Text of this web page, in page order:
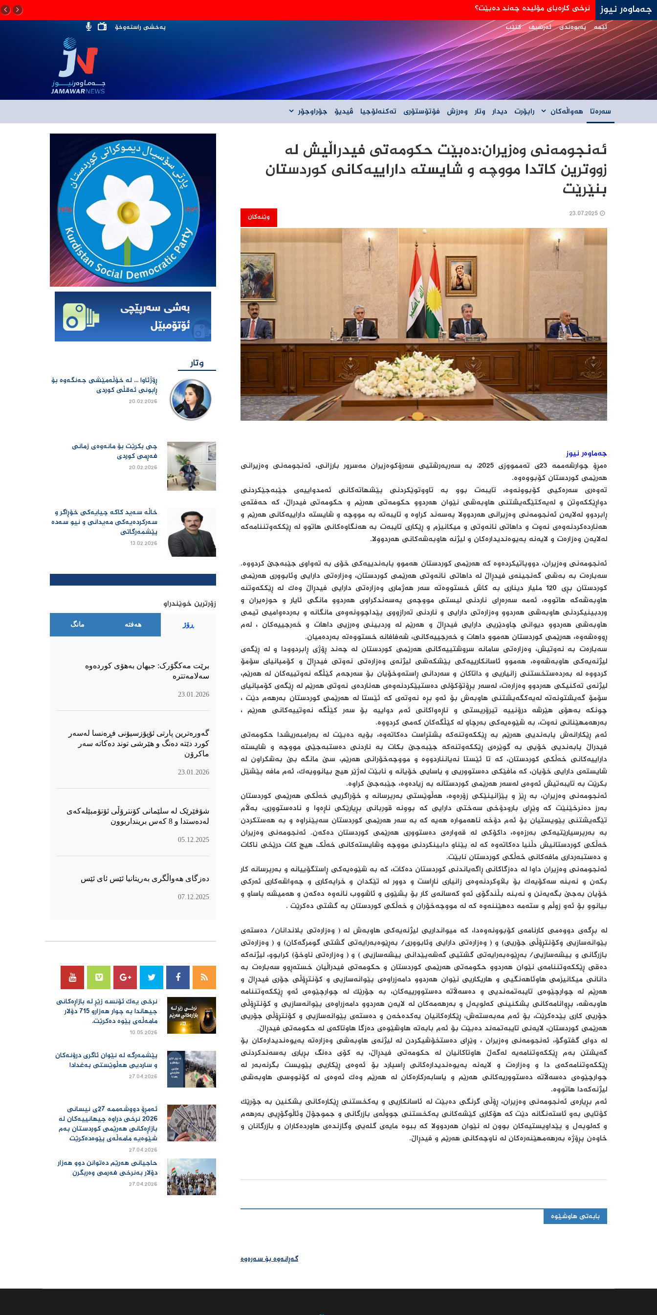
جەماوەر نیوز جه‌ی دی ڤانس: هێڵی سورمان له‌دانوستانه‌كان له‌گه‌ڵ ئێران نیه‌
ئێمە پەیوەندی ئەرشیف کتێب پەخشی راستەوخۆ
سەرەتا هەواڵەکان راپۆرت دیدار وتار وەرزش فۆتۆستۆری تەکنەلۆجیا ڤیدیۆ جۆراوجۆر
ئەنجومەنی وەزیران:دەبێت حکومەتی فیدراڵیش لە
زووترین کاتدا مووچە و شایستە داراییەکانی کوردستان
بنێرێت
وێنەکان
جەماوەر نیوز
ەمڕۆ چوارشەممە 23ی تەممووزی 2025، بە سەرپەرشتيی سەرۆکوەزیران مەسرور بارزانی، ئەنجومەنی وەزیرانی
هەرێمی کوردستان کۆبووەوە.
تەوەری سەرەکيی کۆبوونەوە، تایبەت بوو بە تاووتوێکردنی پێشهاتەکانی ئەمدواییەی جێبەجێکردنی
دواڕێککەوتن و لەیەکتێگەیشتنی هاوبەشی نێوان هەردوو حکومەتی هەرێم و حکومەتی فیدراڵ، کە حەفتەی
ڕابردوو لەلایەن ئەنجومەنی وەزیرانی هەردوولا پەسەند کراوە و تایبەتە بە مووچە و شایستە داراییەکانی هەرێم و
هەناردەکردنەوەی نەوت و داهاتی نانەوتی و میکانیزم و ڕێکاری تایبەت بە هەنگاوەکانی هاتوو لە ڕێککەوتننامەکە
لەلایەن وەزارەت و لایەنە پەیوەندیدارەکان و لیژنە هاوبەشەکانی هەردوولا.
ئەنجومەنی وەزیران، دووپاتیکردەوە کە هەرێمی کوردستان هەموو پابەندییەکی خۆی بە تەواوی جێبەجێ کردووە.
سەبارەت بە بەشی گەنجینەی فیدڕاڵ لە داهاتی نانەوتی هەرێمی کوردستان، وەزارەتی دارایی وئابووری هەرێمی
کوردستان بڕی 120 ملیار دیناری بە کاش خستووەتە سەر هەژماری وەزارەتی دارایی فیدڕاڵ وەک لە ڕێککەوتنە
هاوبەشەکە هاتووە، ئەمە سەرەڕای ناردنی لیستی مووچەی پەسەندکراوی هەردوو مانگی ئایار و حوزەیران و
وردبینیکردنی هاوبەشی هەردوو وەزارەتی دارایی و ناردنی تەرازووی پێداچوونەوەی مانگانە و بەردەوامیی تیمی
هاوبەشی هەردوو دیوانی چاودێریی دارایی فیدڕاڵ و هەرێم لە وردبینی وەرزیی داهات و خەرجییەکان ، لەم
ڕووەشەوە، هەرێمی کوردستان هەموو داهات و خەرجییەکانی، شەفافانە خستووەتە بەردەمیان.
سەبارەت بە نەوتیش، وەزارەتی سامانە سروشتییەکانی هەرێمی کوردستان لە چەند ڕۆژی ڕابردوودا و لە ڕێگەی
لیژنەیەکی هاوبەشەوە، هەموو ئاسانکارییەکی پێشکەشی لیژنەی وەزارەتی نەوتی فیدڕاڵ و کۆمپانیای سۆمۆ
کردووە لە بەردەستخستنی زانیاریی و داتاکان و سەردانی ڕاستەوخۆیان بۆ سەرجەم کێڵگە نەوتییەکان لە هەرێم،
لیژنەی تەکنیکی هەردوو وەزارەت، لەسەر پڕۆتۆکۆلی دەستپێکردنەوەی هەناردەی نەوتی هەرێم لە ڕێگەی کۆمپانیای
سۆمۆ گەیشتونەتە لەیەکگەیشتنی هاوبەش بۆ ئەو بڕە نەوتەی کە ئێستا لە هەرێمی کوردستان بەرهەم دێت ،
چونکە بەهۆی هێرشە درۆنییە تیرۆریستی و ناڕەواکانی ئەم دواییە بۆ سەر کێڵگە نەوتییەکانی هەرێم ،
بەرهەمهێنانی نەوت، بە شێوەیەکی بەرچاو لە کێڵگەکان کەمی کردووە.
ئەم ڕێکارانەش پابەندیی هەرێم بە ڕێكکەوتنەکە پشتڕاست دەکاتەوە، بۆیە دەبێت لە بەرامبەریشدا حکومەتی
فیدراڵ پابەندیی خۆیی بە گوێرەی ڕێککەوتنەکە جێبەجێ بکات بە ناردنی دەستبەجێی مووچە و شایستە
داراییەکانی خەڵکی کوردستان، کە تا ئێستا نەیانناردووە و مووچەخۆرانی هەرێم، سێ مانگە بێ بەشکراون لە
شایستەی دارایی خۆیان، کە مافێکی دەستووریی و یاسایی خۆیانە و نابێت لەژێر هیچ بيانوويەک، ئەم مافە پێشێل
بکرێت بە تایبەتیش ئەوەی لەسەر هەرێمی کوردستانە بە زیادەوە، جێبەجێ کراوە.
ئەنجومەنی وەزیران، بە ڕێز و پێزانینێکی زۆرەوە، هەڵوێستی بەرپرسانە و خۆراگریی خەڵکی هەرێمی کوردستان
بەرز دەنرخێنێت کە وێڕای بارودۆخی سەختی دارایی کە بوونە قوربانی بڕیارێکی ناڕەوا و نادەستووری، بەڵام
تێگەیشتنی پێویستیان بۆ ئەم دۆخە ناهەموارە هەیە کە بە سەر هەرێمی کوردستان سەپێنراوە و بە هەستکردن
بە بەرپرسیارێتیەکی بەرزەوە، داکۆکی لە قەوارەی دەستووری هەرێمی کوردستان دەکەن. ئەنجومەنی وەزیران
خەڵکی کوردستانیش دڵنیا دەکاتەوە کە لە پێناو دابینکردنی مووچە وشایستەکانی خەڵکـ، هیچ کات درێخی ناکات
و دەستبەرداری مافەکانی خەڵکی کوردستان نابێت.
ئەنجومەنی وەزیران داوا لە دەزگاکانی ڕاگەیاندنی کوردستان دەکات، کە بە شێوەیەکی ڕاستگۆییانە و بەرپرسانە کار
بکەن و نەبنە سەکۆیەک بۆ بڵاوکردنەوەی زانیاری ناڕاست و دوور لە تێکدان و خراپەکاری و چەواشەکاری ئەرکی
خۆیان بەجێ بگەیەنن و نەبنە بڵندگۆی ئەو کەسانەی کار بۆ پشێوی و ئاشووب نانەوە دەکەن و هەمیشە پاساو و
بیانوو بۆ ئەو زوڵم و ستەمە دەهێننەوە کە لە مووچەخۆران و خەڵکی کوردستان بە گشتی دەکرێت .
لە بڕگەی دووەمی کارنامەی کۆبوونەوەدا، کە میوانداریی لیژنەیەکی هاوبەش لە ( وەزارەتی پلاندانان/ دەستەی
پێوانەسازیی وکۆنتڕۆڵی جۆریی) و ( وەزارەتی دارایی وئابووری/ بەڕێوەبەرایەتی گشتی گومرگەکان) و ( وەزارەتی
بازرگانی و پیشەسازیی/ بەڕێوەبەرایەتی گشتیی گەشەپێدانی پیشەسازیی ) و ( وەزارەتی ناوخۆ) کرابوو، لیژنەکە
دەقی ڕێککەوتننامەی نێوان هەردوو حکومەتی هەرێمی کوردستان و حکومەتی فیدراڵیان خستەڕوو سەبارەت بە
دانانی میکانیزمی هاوئاهەنگیی و هاریکاریی نێوان هەردوو دامەزراوەی پێوانەسازیی و کۆنتڕۆڵی جۆری فیدڕاڵ و
هەرێم لە چوارچێوەی تایبەتمەندیی و دەسەڵاتە دەستوورییەکان، بە جۆرێک لە چوارچێوەی ئەو ڕێكکەوتننامە
هاوبەشە، بڕوانامەکانی پشکنینی کەلوپەل و بەرهەمەکان لە لایەن هەردوو دامەزراوەی پێوانەسازیی و کۆنتڕۆڵی
جۆریی کاری پێدەکرێت، بۆ ئەم مەبەستەش، ڕێکارەکانیان یەکدەخەن و دەستەی پێوانەسازیی و کۆنتڕۆڵی جۆریی
هەرێمی کوردستان، لایەنی تایبەتمەند دەبێت بۆ ئەم بابەتە هاوشێوەی دەزگا هاوتاکەی لە حکومەتی فیدڕاڵ.
لە دوای گفتوگۆ، ئەنجومەنی وەزیران ، وێڕای دەستخۆشیكردن لە لیژنەی هاوبەشی وەزارەتە پەیوەندیدارەکان بۆ
گەیشتن بەم ڕێککەوتنامەیە لەگەڵ هاوتاکانیان لە حکومەتی فیدڕاڵ، بە کۆی دەنگ بڕیاری پەسەندکردنی
ڕێککەوتنامەکەی دا و وەزارەت و لایەنە پەیوەندیدارەکانی ڕاسپارد بۆ ئەوەی ڕێکاریی پێویست بگرنەبەر لە
چوارچێوەی دەسەڵاتە دەستووریەکانی هەرێم و یاسابەرکارەکان لە هەرێم وەک ئەوەی لە کۆنووسی هاوبەشی
لیژنەکەدا هاتووە.
ئەم بڕیارەی ئەنجومەنی وەزیران، ڕۆڵی گرنگی دەبێت لە ئاسانکاریی و یەکخستنی ڕێکارەکانی پشکنین بە جۆرێک
کۆتایی بەو ئاستەنگانە دێت کە هۆکاری کێشەکانی پەکخستنی جووڵەی بازرگانی و جموجۆڵ وئاڵوگۆڕیی بەرهەم
و کەلوپەل و پێداویستیەکان بوون لە نێوان هەردوولا کە ببوە مایەی گلەیی وگازندەی هاوردەکاران و بازرگانان و
خاوەن پڕۆژە بەرهەمهێنەرەکان لە ناوچەکانی هەرێم و فیدڕاڵ.
بابەتی هاوشێوە
گەڕانەوە بۆ سەرەوە
وتار
ڕۆژئاوا ... لە خۆڵەمێشی جەنگەوە بۆ
ڕابونی ئەقڵی کوردی
20.02.2026
چی بكرێت بۆ مانەوەی زمانی
فەڕمی كوردی
20.02.2026
خاڵە سەید کاکە چیایەکی خۆڕاگر و
سەرکردەیەکی مەیدانی و نیو سەدە
پێشمەرگاتی
13.02.2026
زۆرترین خوێندراو
ڕۆژ هەفتە مانگ
برێت مەکگۆرک: جیهان بەهۆی کوردەوە
سەلامەتترە
23.01.2026
گەورەترین پارتی ئۆپۆزسیۆنی فڕەنسا لەسەر
كورد دێتە دەنگ و هێرشی توند دەكاتە سەر
ماكرۆن
23.01.2026
شۆفێرێک لە سلێمانی کۆنترۆڵی ئۆتۆمبێلەکەی
لەدەستدا و 8 کەس برینداربوون
05.12.2025
دەزگای هەواڵگری بەریتانیا ئێس ئای ئێس
07.12.2025
نرخی یەك ئۆنسە زێڕ لە بازاڕەكانی
جیهاندا بە چوار هەزارو 715 دۆلار
مامەڵەی پێوە دەكرێت.
10.05.2026
پێشمەرگە لە نێوان ئاگری درۆنەکان
و ساردیی هەڵوێستی بەغدادا
27.04.2026
ئەمڕۆ دووشەممە 27ی نیسانی
2026 نرخی دراوە جیهانییەكان لە
بازاڕەكانی هەرێمی كوردستان بەم
شێوەیە مامەڵەی پێوەدەكرێت
27.04.2026
حاجیانی هەرێم دەتوانن دوو هەزار
دۆلار بەنرخی فەرمی وەربگرن
27.04.2026